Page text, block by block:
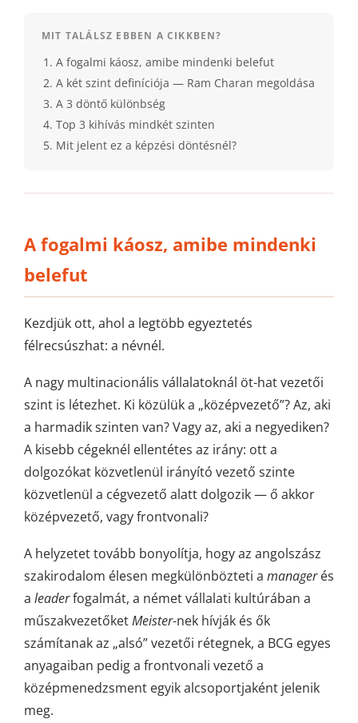
MIT TALÁLSZ EBBEN A CIKKBEN?
A fogalmi káosz, amibe mindenki belefut
A két szint definíciója — Ram Charan megoldása
A 3 döntő különbség
Top 3 kihívás mindkét szinten
Mit jelent ez a képzési döntésnél?
A fogalmi káosz, amibe mindenki
belefut
Kezdjük ott, ahol a legtöbb egyeztetés
félrecsúszhat: a névnél.
A nagy multinacionális vállalatoknál öt-hat vezetői
szint is létezhet. Ki közülük a „középvezető”? Az, aki
a harmadik szinten van? Vagy az, aki a negyediken?
A kisebb cégeknél ellentétes az irány: ott a
dolgozókat közvetlenül irányító vezető szinte
közvetlenül a cégvezető alatt dolgozik — ő akkor
középvezető, vagy frontvonali?
A helyzetet tovább bonyolítja, hogy az angolszász
szakirodalom élesen megkülönbözteti a managerés
a leaderfogalmát, a német vállalati kultúrában a
műszakvezetőketMeister-nek hívják és ők
számítanak az „alsó” vezetői rétegnek, a BCG egyes
anyagaiban pedig a frontvonali vezető a
középmenedzsment egyik alcsoportjaként jelenik
meg.